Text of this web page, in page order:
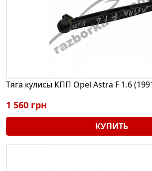
Тяга кулисы КПП Opel Astra F 1.6
1 560 грн
КУПИТЬ